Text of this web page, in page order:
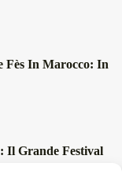
Fès In Marocco: In
Il Grande Festival